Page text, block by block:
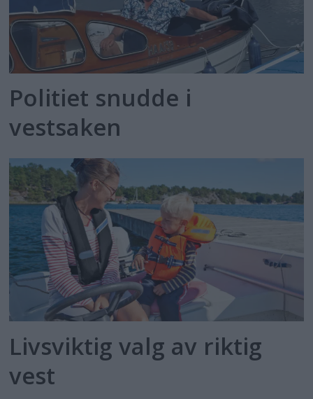
Politiet snudde i
vestsaken
Livsviktig valg av riktig
vest